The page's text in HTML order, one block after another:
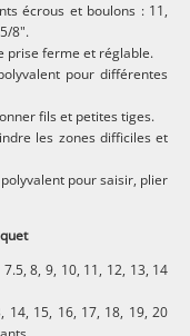
écrous et boulons : 11,
8".
prise ferme et réglable.
pour différentes
fils et petites tiges.
les zones difficiles et
pour saisir, plier
8, 9, 10, 11, 12, 13, 14
14, 15, 16, 17, 18, 19, 20